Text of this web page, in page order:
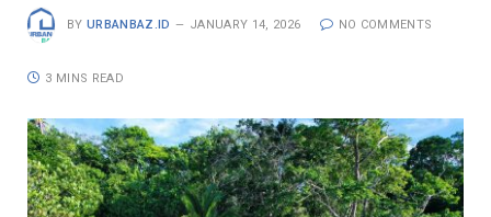
BY URBANBAZ.ID JANUARY 14, 2026 NO COMMENTS
3 MINS READ